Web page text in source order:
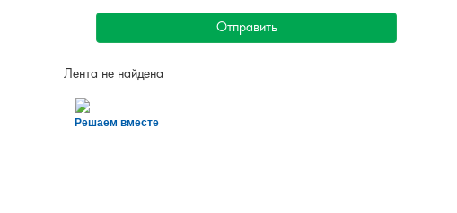
Отправить
Решаем вместе